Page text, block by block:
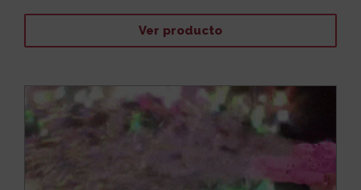
Ver producto